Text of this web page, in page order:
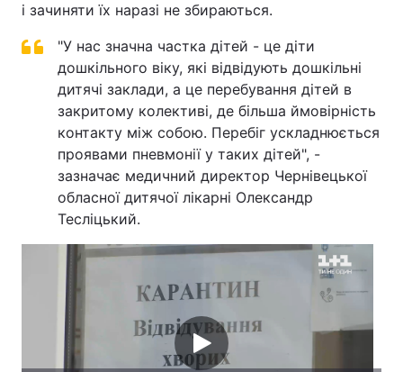
Послуги
і зачиняти їх наразі не збираються.
"У нас значна частка дітей - це діти
дошкільного віку, які відвідують дошкільні
дитячі заклади, а це перебування дітей в
закритому колективі, де більша ймовірність
контакту між собою. Перебіг ускладнюється
проявами пневмонії у таких дітей", -
зазначає медичний директор Чернівецької
обласної дитячої лікарні Олександр
Тесліцький.